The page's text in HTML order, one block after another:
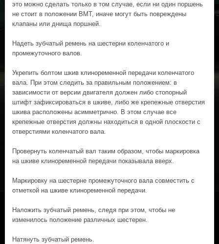
это можно сделать только в том случае, если ни один поршень
не стоит в положении ВМТ, иначе могут быть повреждены
клапаны или днища поршней.
Надеть зубчатый ремень на шестерни коленчатого и
промежуточного валов.
Укрепить болтом шкив клиноременной передачи коленчатого
вала. При этом следить за правильным положением: в
зависимости от версии двигателя должен либо стопорный
штифт зафиксироваться в шкиве, либо же крепежные отверстия
шкива расположены асимметрично. В этом случае все
крепежные отверстия должны находиться в одной плоскости с
отверстиями коленчатого вала.
Провернуть коленчатый вал таким образом, чтобы маркировка
на шкиве клиноременной передачи показывала вверх.
Маркировку на шестерне промежуточного вала совместить с
отметкой на шкиве клиноременной передачи.
Наложить зубчатый ремень, следя при этом, чтобы не
изменилось положение различных шестерен.
Натянуть зубчатый ремень.